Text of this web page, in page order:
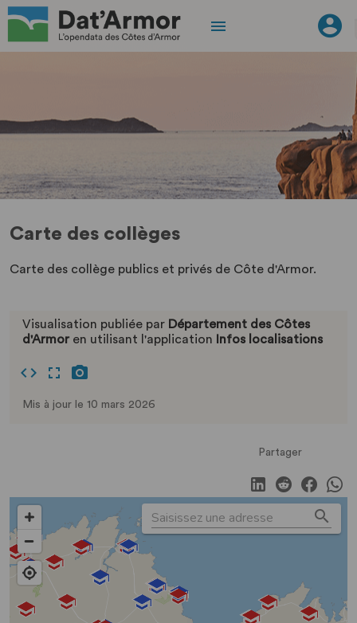
Carte des collèges
Carte des collège publics et privés de Côte d'Armor.
Visualisation publiée par Département des Côtes
d'Armor en utilisant l'application Infos localisations
Mis à jour le 10 mars 2026
Partager